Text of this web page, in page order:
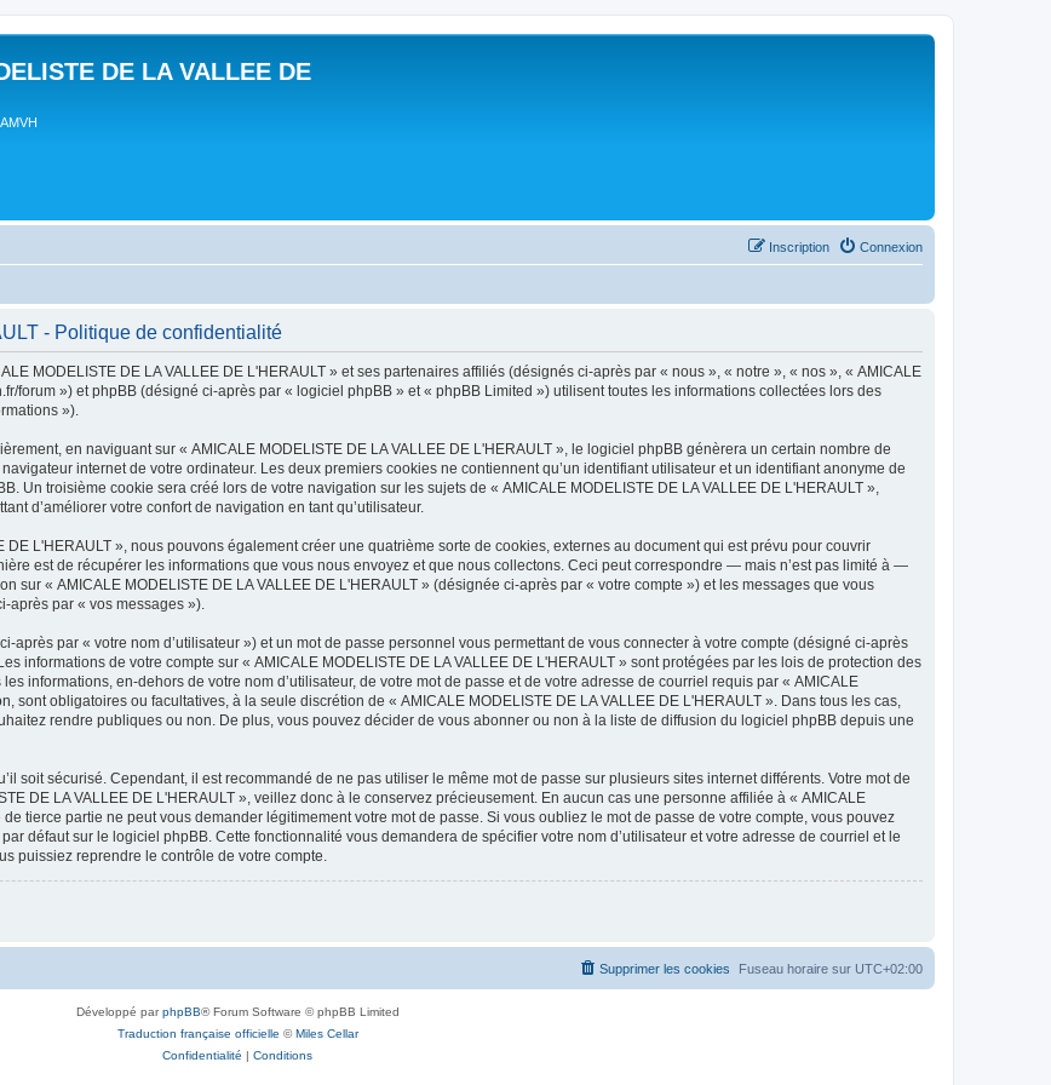
DE LA VALLEE DE
Connexion
Inscription
- Politique de confidentialité
MODELISTE DE LA VALLEE DE L'HERAULT » et ses partenaires affiliés (désignés ci-après par « nous », « notre », « nos », « AMICALE
forum ») et phpBB (désigné ci-après par « logiciel phpBB » et « phpBB Limited ») utilisent toutes les informations collectées lors des
»).
en naviguant sur « AMICALE MODELISTE DE LA VALLEE DE L'HERAULT », le logiciel phpBB génèrera un certain nombre de
internet de votre ordinateur. Les deux premiers cookies ne contiennent qu’un identifiant utilisateur et un identifiant anonyme de
Un troisième cookie sera créé lors de votre navigation sur les sujets de « AMICALE MODELISTE DE LA VALLEE DE L'HERAULT »,
d’améliorer votre confort de navigation en tant qu’utilisateur.
DE L'HERAULT », nous pouvons également créer une quatrième sorte de cookies, externes au document qui est prévu pour couvrir
est de récupérer les informations que vous nous envoyez et que nous collectons. Ceci peut correspondre — mais n’est pas limité à —
sur « AMICALE MODELISTE DE LA VALLEE DE L'HERAULT » (désignée ci-après par « votre compte ») et les messages que vous
après par « vos messages »).
par « votre nom d’utilisateur ») et un mot de passe personnel vous permettant de vous connecter à votre compte (désigné ci-après
informations de votre compte sur « AMICALE MODELISTE DE LA VALLEE DE L'HERAULT » sont protégées par les lois de protection des
informations, en-dehors de votre nom d’utilisateur, de votre mot de passe et de votre adresse de courriel requis par « AMICALE
sont obligatoires ou facultatives, à la seule discrétion de « AMICALE MODELISTE DE LA VALLEE DE L'HERAULT ». Dans tous les cas,
rendre publiques ou non. De plus, vous pouvez décider de vous abonner ou non à la liste de diffusion du logiciel phpBB depuis une
soit sécurisé. Cependant, il est recommandé de ne pas utiliser le même mot de passe sur plusieurs sites internet différents. Votre mot de
DE LA VALLEE DE L'HERAULT », veillez donc à le conservez précieusement. En aucun cas une personne affiliée à « AMICALE
tierce partie ne peut vous demander légitimement votre mot de passe. Si vous oubliez le mot de passe de votre compte, vous pouvez
défaut sur le logiciel phpBB. Cette fonctionnalité vous demandera de spécifier votre nom d’utilisateur et votre adresse de courriel et le
puissiez reprendre le contrôle de votre compte.
Fuseau horaire sur UTC+02:00
Supprimer les cookies
Développé parphpBB® Forum Software © phpBB Limited
Traduction française officielle ©Miles Cellar
Confidentialité | Conditions